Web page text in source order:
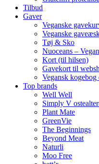
Tilbud
Gaver
Veganske
Veganske
Tøj & Sko
Nuoceans –
Kort (til hilsen)
Gavekort til
Vegansk kogebog
Top brands
Well Well
Simply V
Plant Mate
GreenVie
The Beginnings
Beyond Meat
Naturli
Moo Free